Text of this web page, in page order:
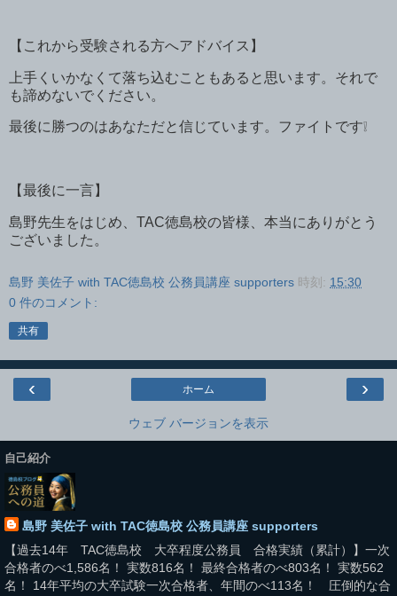
【これから受験される方へアドバイス】
上手くいかなくて落ち込むこともあると思います。それで
も諦めないでください。
最後に勝つのはあなただと信じています。ファイトです❕
【最後に一言】
島野先生をはじめ、 TAC徳島校の皆様、本当にありがとう
ございました。
島野 美佐子 with TAC徳島校 公務員講座 supporters 時刻: 15:30
0 件のコメント:
共有
‹ ›
ホーム
ウェブ バージョンを表示
自己紹介
島野 美佐子 with TAC徳島校 公務員講座 supporters
【過去14年 TAC徳島校 大卒程度公務員 合格実績（累計）】一次
合格者のべ1,586名！ 実数816名！ 最終合格者のべ803名！ 実数562
名！ 14年平均の大卒試験一次合格者、年間のべ113名！ 圧倒的な合